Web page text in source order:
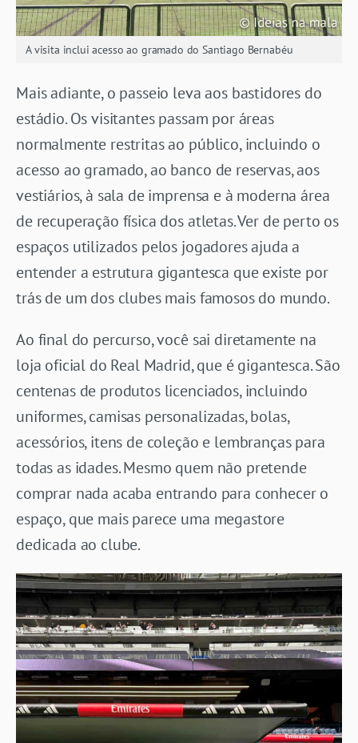
A visita inclui acesso ao gramado do Santiago Bernabéu
Mais adiante, o passeio leva aos bastidores do
estádio. Os visitantes passam por áreas
normalmente restritas ao público, incluindo o
acesso ao gramado, ao banco de reservas, aos
vestiários, à sala de imprensa e à moderna área
de recuperação física dos atletas. Ver de perto os
espaços utilizados pelos jogadores ajuda a
entender a estrutura gigantesca que existe por
trás de um dos clubes mais famosos do mundo.
Ao final do percurso, você sai diretamente na
loja oficial do Real Madrid, que é gigantesca. São
centenas de produtos licenciados, incluindo
uniformes, camisas personalizadas, bolas,
acessórios, itens de coleção e lembranças para
todas as idades. Mesmo quem não pretende
comprar nada acaba entrando para conhecer o
espaço, que mais parece uma megastore
dedicada ao clube.